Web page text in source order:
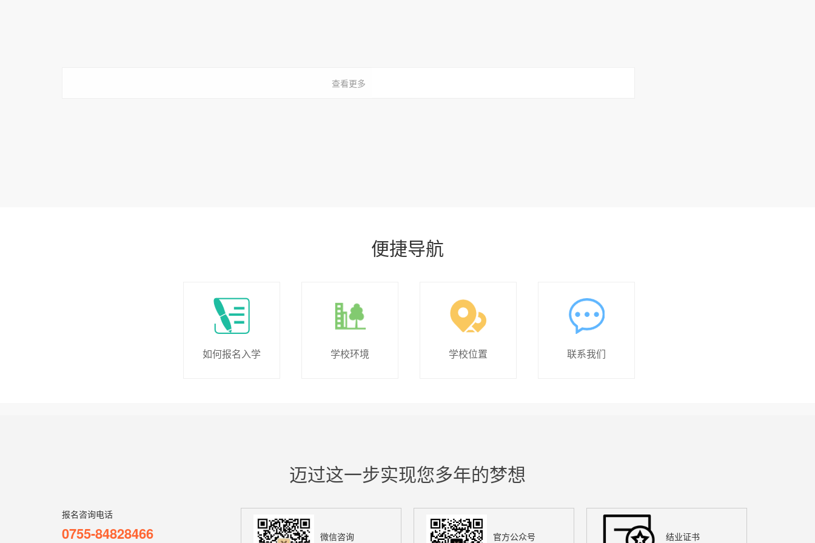
查看更多
便捷导航
如何报名入学 学校环境 学校位置 联系我们
迈过这一步实现您多年的梦想
报名咨询电话
0755-84828466 微信咨询 官方公众号 结业证书